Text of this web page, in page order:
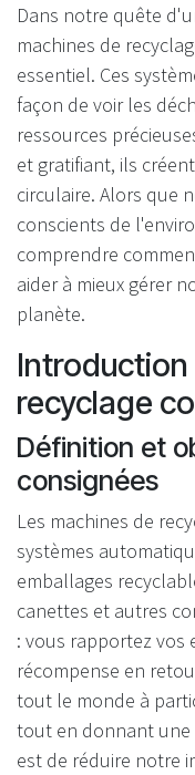
Dans notre quête
machines de
essentiel. Ces
façon de voir les
ressources
et gratifiant, ils
circulaire. Alors que
conscients de
comprendre
aider à mieux gérer
planète.
Introduction
recyclage
Définition et
consignées
Les machines de
systèmes
emballages
canettes et autres
: vous rapportez vos
récompense en
tout le monde à
tout en donnant une
est de réduire notre